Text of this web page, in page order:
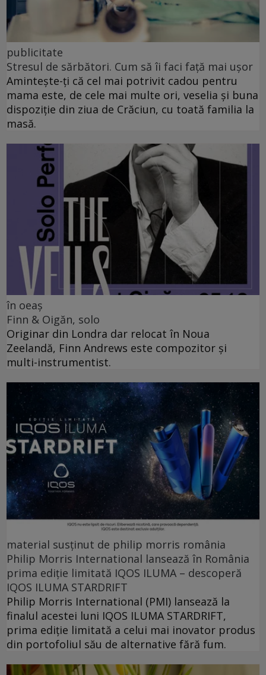
publicitate
Stresul de sărbători. Cum să îi faci față mai ușor
Amintește-ți că cel mai potrivit cadou pentru
mama este, de cele mai multe ori, veselia și buna
dispoziție din ziua de Crăciun, cu toată familia la
masă.
în oeaș
Finn & Oigăn, solo
Originar din Londra dar relocat în Noua
Zeelandă, Finn Andrews este compozitor și
multi-instrumentist.
material susținut de philip morris românia
Philip Morris International lansează în România
prima ediție limitată IQOS ILUMA – descoperă
IQOS ILUMA STARDRIFT
Philip Morris International (PMI) lansează la
finalul acestei luni IQOS ILUMA STARDRIFT,
prima ediție limitată a celui mai inovator produs
din portofoliul său de alternative fără fum.